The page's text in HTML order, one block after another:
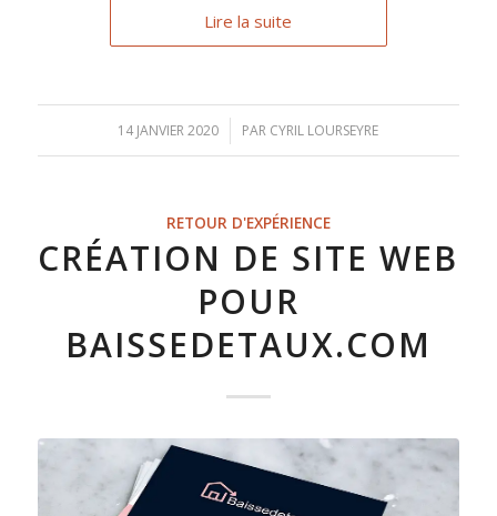
Lire la suite
14 JANVIER 2020
/ PAR CYRIL LOURSEYRE
RETOUR D'EXPÉRIENCE
CRÉATION DE SITE WEB
POUR
BAISSEDETAUX.COM